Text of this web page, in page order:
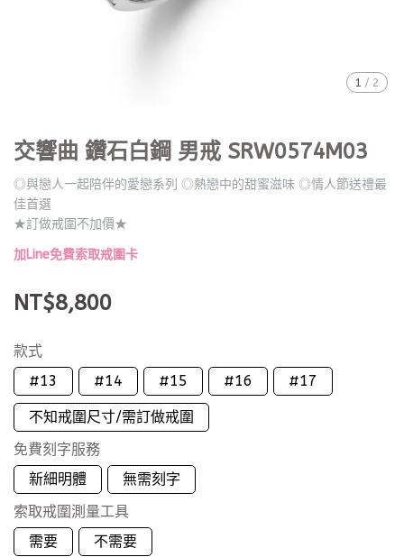
1 / 2
交響曲 鑽石白鋼 男戒 SRW0574M03
◎與戀人一起陪伴的愛戀系列 ◎熱戀中的甜蜜滋味 ◎情人節送禮最
佳首選
★訂做戒圍不加價★
加Line免費索取戒圍卡
NT$8,800
款式
#13
#14 #15 #16 #17
不知戒圍尺寸/需訂做戒圍
免費刻字服務
新細明體
無需刻字
索取戒圍測量工具
需要
不需要